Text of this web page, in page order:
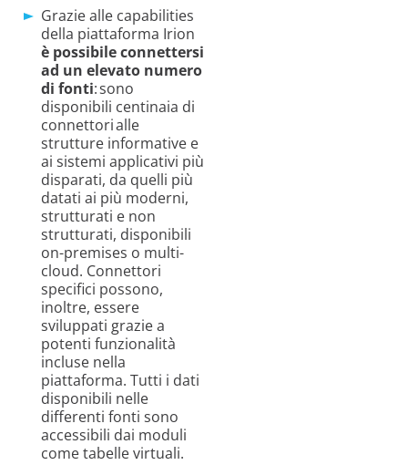
Grazie alle capabilities
della piattaforma Irion
è possibileconnettersi
ad un elevato numero
di fonti: sono
disponibili centinaia di
connettori alle
strutture informative e
ai sistemi applicativi più
disparati, da quelli più
datati ai più moderni,
strutturati e non
strutturati, disponibili
on-premises o multi-
cloud. Connettori
specifici possono,
inoltre, essere
sviluppati grazie a
potenti funzionalità
incluse nella
piattaforma. Tutti i dati
disponibili nelle
differenti fonti sono
accessibili dai moduli
come tabelle virtuali.